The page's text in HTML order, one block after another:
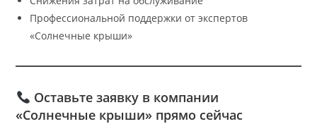
Профессиональной поддержки от экспертов
«Солнечные крыши»
Оставьте заявку в компании
«Солнечные крыши» прямо сейчас